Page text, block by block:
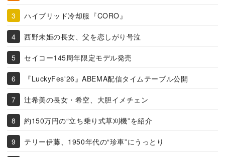
ハイブリッド冷却服『CORO』
西野未姫の長女、父を恋しがり号泣
セイコー145周年限定モデル発売
『LuckyFes'26』ABEMA配信タイムテーブル公開
辻希美の長女・希空、大胆イメチェン
約150万円の“立ち乗り式草刈機”を紹介
テリー伊藤、1950年代の“珍車”にうっとり